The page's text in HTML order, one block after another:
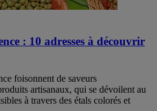
: 10 adresses à découvrir
foisonnent de saveurs
artisanaux, qui se dévoilent au
à travers des étals colorés et